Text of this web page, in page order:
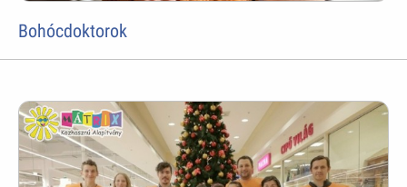
Bohócdoktorok